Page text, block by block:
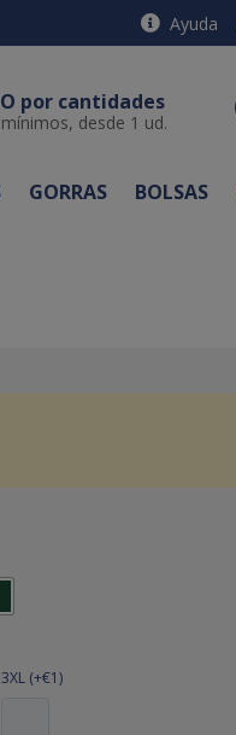
Ayuda
por cantidades
desde 1 ud.
GORRAS BOLSAS
3XL (+€1)